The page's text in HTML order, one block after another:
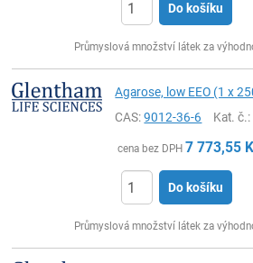
Do košíku
Průmyslová množství látek za
Agarose, low EEO (1 x
CAS:9012-36-6 Kat. č.
cena bez DPH 7 773,55
Do košíku
Průmyslová množství látek za